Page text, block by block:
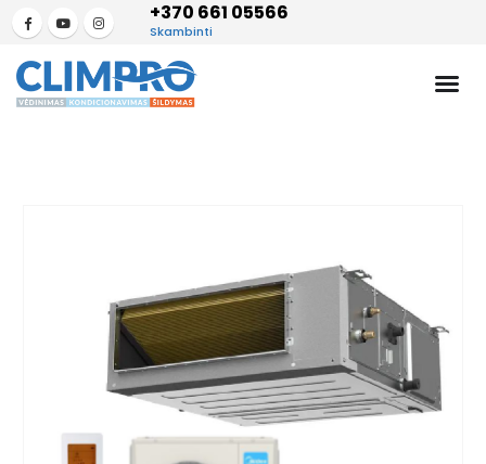
+370 661 05566
Skambinti